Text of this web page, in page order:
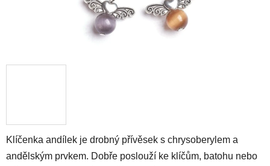
Klíčenka andílek je drobný přívěsek s chrysoberylem a
andělským prvkem. Dobře poslouží ke klíčům, batohu nebo